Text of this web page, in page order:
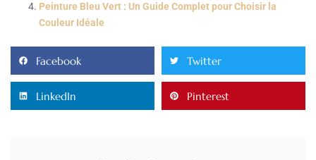
Peinture Bleu Vert : Un Guide Complet pour Choisir la
Couleur Idéale
Facebook Twitter
LinkedIn Pinterest